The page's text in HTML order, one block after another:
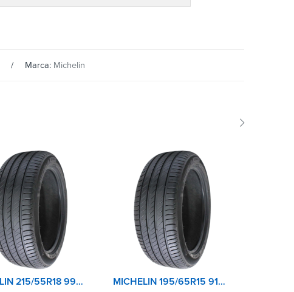
Marca: Michelin
MICHELIN 215/55R18 99V XL TL PRIMACY 4+ MICHELIN 195/65R15 91H XL TL PRIMACY 4+